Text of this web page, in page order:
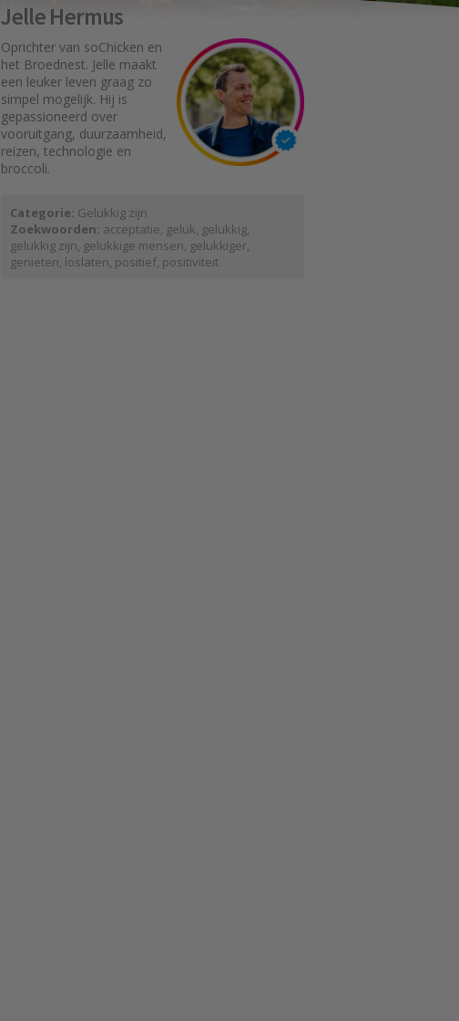
Jelle Hermus
Oprichter van soChicken en
het Broednest. Jelle maakt
een leuker leven graag zo
simpel mogelijk. Hij is
gepassioneerd over
vooruitgang, duurzaamheid,
reizen, technologie en
broccoli.
Categorie: Gelukkig zijn
Zoekwoorden: acceptatie, geluk, gelukkig,
gelukkig zijn, gelukkige mensen, gelukkiger,
genieten, loslaten, positief, positiviteit